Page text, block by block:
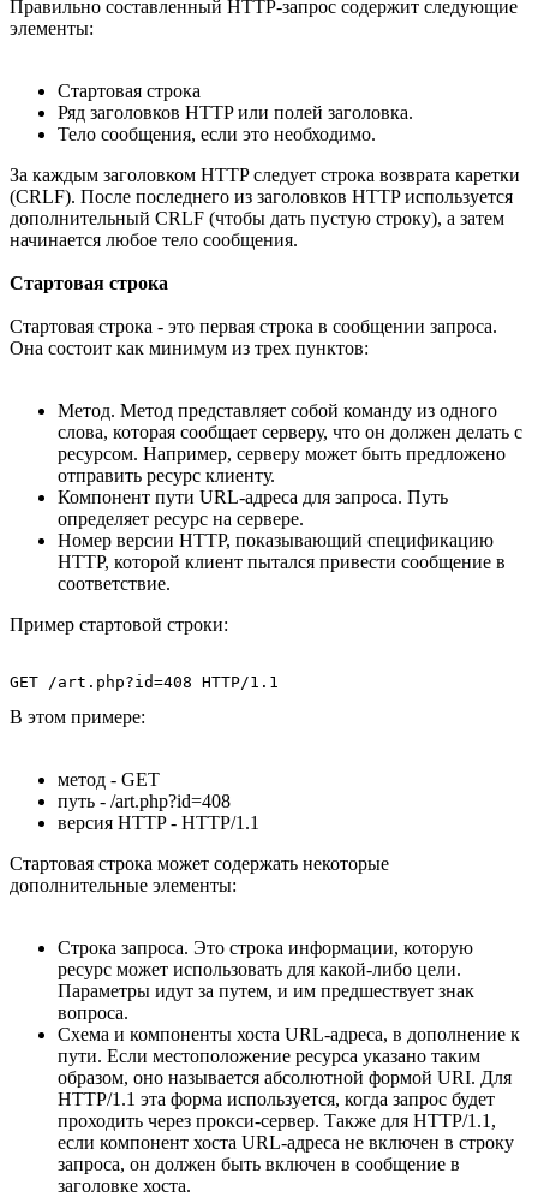
Правильно составленный HTTP-запрос содержит следующие
элементы:
Стартовая строка
Ряд заголовков HTTP или полей заголовка.
Тело сообщения, если это необходимо.
За каждым заголовком HTTP следует строка возврата каретки
(CRLF). После последнего из заголовков HTTP используется
дополнительный CRLF (чтобы дать пустую строку), а затем
начинается любое тело сообщения.
Стартовая строка
Стартовая строка - это первая строка в сообщении запроса.
Она состоит как минимум из трех пунктов:
Метод. Метод представляет собой команду из одного
слова, которая сообщает серверу, что он должен делать с
ресурсом. Например, серверу может быть предложено
отправить ресурс клиенту.
Компонент пути URL-адреса для запроса. Путь
определяет ресурс на сервере.
Номер версии HTTP, показывающий спецификацию
HTTP, которой клиент пытался привести сообщение в
соответствие.
Пример стартовой строки:
В этом примере:
метод - GET
путь - /art.php?id=408
версия HTTP - HTTP/1.1
Стартовая строка может содержать некоторые
дополнительные элементы:
Строка запроса. Это строка информации, которую
ресурс может использовать для какой-либо цели.
Параметры идут за путем, и им предшествует знак
вопроса.
Схема и компоненты хоста URL-адреса, в дополнение к
пути. Если местоположение ресурса указано таким
образом, оно называется абсолютной формой URI. Для
HTTP/1.1 эта форма используется, когда запрос будет
проходить через прокси-сервер. Также для HTTP/1.1,
если компонент хоста URL-адреса не включен в строку
запроса, он должен быть включен в сообщение в
заголовке хоста.